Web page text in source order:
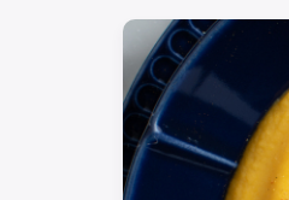
Accompagnement
Pizzas et focaccia
Gateaux et patisserie